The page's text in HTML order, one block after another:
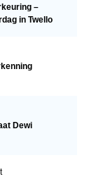
–
in Twello
Dewi